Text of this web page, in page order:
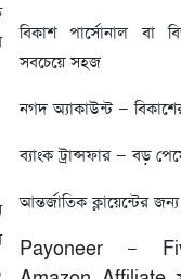
বিকাশ পার্সোনাল বা
সবচেয়ে সহজ
নগদ অ্যাকাউন্ট —
ব্যাংক ট্রান্সফার — বড়
আন্তর্জাতিক ক্লায়েন্টের জন্য
Payoneer —